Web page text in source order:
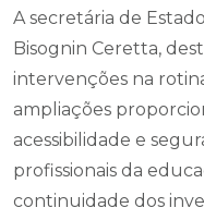
A secretária de
Bisognin Ceretta,
intervenções na
ampliações
acessibilidade e
profissionais da
continuidade dos